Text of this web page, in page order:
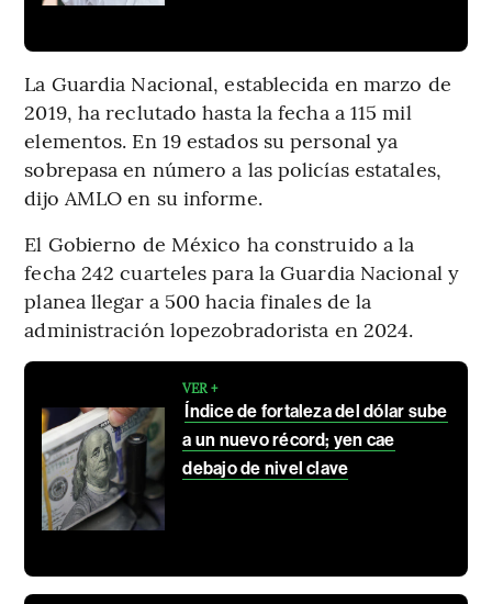
La Guardia Nacional, establecida en marzo de
2019, ha reclutado hasta la fecha a 115 mil
elementos. En 19 estados su personal ya
sobrepasa en número a las policías estatales,
dijo AMLO en su informe.
El Gobierno de México ha construido a la
fecha 242 cuarteles para la Guardia Nacional y
planea llegar a 500 hacia finales de la
administración lopezobradorista en 2024.
VER +
Índice de fortaleza del dólar sube
a un nuevo récord; yen cae
debajo de nivel clave